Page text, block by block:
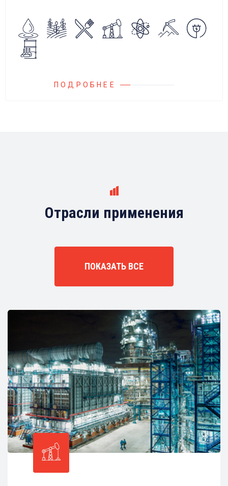
Блок управления Ареоматик совместим с
любыми насосами российских и
иностранных производителей.
ПОДРОБНЕЕ
Отрасли применения
ПОКАЗАТЬ ВСЕ